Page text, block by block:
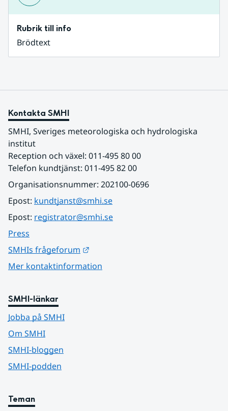
Rubrik till info
Brödtext
Kontakta SMHI
SMHI, Sveriges meteorologiska och hydrologiska
institut
Reception och växel: 011-495 80 00
Telefon kundtjänst: 011-495 82 00
Organisationsnummer: 202100-0696
Epost: kundtjanst@smhi.se
Epost: registrator@smhi.se
Press
SMHIs frågeforum
Mer kontaktinformation
SMHI-länkar
Jobba på SMHI
Om SMHI
SMHI-bloggen
SMHI-podden
Teman